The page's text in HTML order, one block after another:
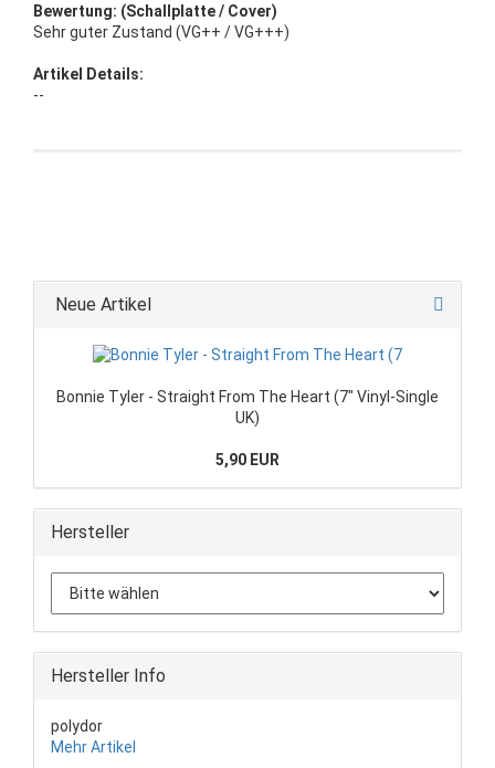
Bewertung: (Schallplatte / Cover)
Sehr guter Zustand (VG++ / VG+++)
Artikel Details:
--
Neue Artikel
Bonnie Tyler - Straight From The Heart (7" Vinyl-Single
UK)
5,90 EUR
Hersteller
Hersteller Info
polydor
Mehr Artikel